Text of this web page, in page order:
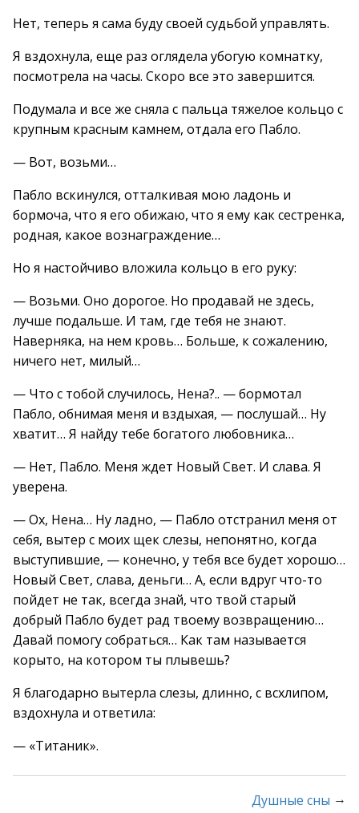
Нет, теперь я сама буду своей судьбой управлять.
Я вздохнула, еще раз оглядела убогую комнатку,
посмотрела на часы. Скоро все это завершится.
Подумала и все же сняла с пальца тяжелое кольцо с
крупным красным камнем, отдала его Пабло.
— Вот, возьми…
Пабло вскинулся, отталкивая мою ладонь и
бормоча, что я его обижаю, что я ему как сестренка,
родная, какое вознаграждение…
Но я настойчиво вложила кольцо в его руку:
— Возьми. Оно дорогое. Но продавай не здесь,
лучше подальше. И там, где тебя не знают.
Наверняка, на нем кровь… Больше, к сожалению,
ничего нет, милый…
— Что с тобой случилось, Нена?.. — бормотал
Пабло, обнимая меня и вздыхая, — послушай… Ну
хватит… Я найду тебе богатого любовника…
— Нет, Пабло. Меня ждет Новый Свет. И слава. Я
уверена.
— Ох, Нена… Ну ладно, — Пабло отстранил меня от
себя, вытер с моих щек слезы, непонятно, когда
выступившие, — конечно, у тебя все будет хорошо…
Новый Свет, слава, деньги… А, если вдруг что-то
пойдет не так, всегда знай, что твой старый
добрый Пабло будет рад твоему возвращению…
Давай помогу собраться… Как там называется
корыто, на котором ты плывешь?
Я благодарно вытерла слезы, длинно, с всхлипом,
вздохнула и ответила:
— «Титаник».
Душные сны →